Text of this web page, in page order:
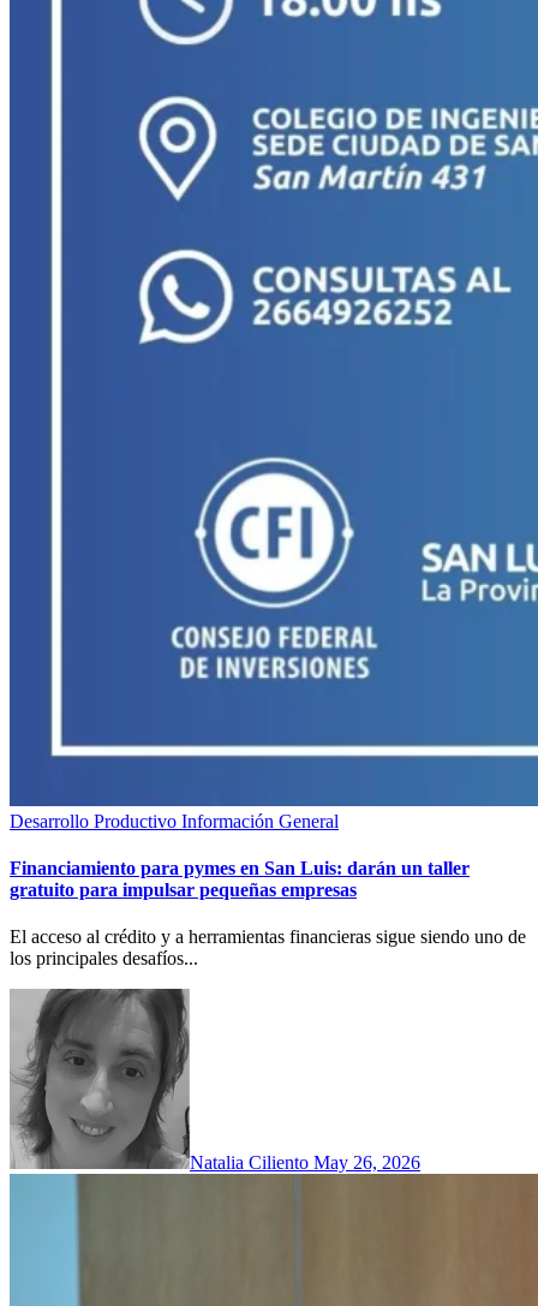
Desarrollo Productivo Información General
Financiamiento para pymes en San Luis: darán un taller
gratuito para impulsar pequeñas empresas
El acceso al crédito y a herramientas financieras sigue siendo uno de
los principales desafíos...
Natalia Ciliento May 26, 2026